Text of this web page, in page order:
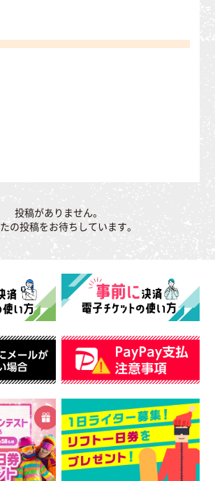
投稿がありません。
の投稿をお待ちしています。